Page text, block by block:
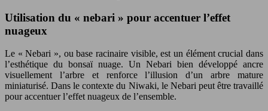
Utilisation du « nebari » pour accentuer l’effet
nuageux
Le « Nebari », ou base racinaire visible, est un élément crucial dans
l’esthétique du bonsaï nuage. Un Nebari bien développé ancre
visuellement l’arbre et renforce l’illusion d’un arbre mature
miniaturisé. Dans le contexte du Niwaki, le Nebari peut être travaillé
pour accentuer l’effet nuageux de l’ensemble.